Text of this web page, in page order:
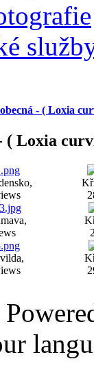
- ( Loxia
( Loxia